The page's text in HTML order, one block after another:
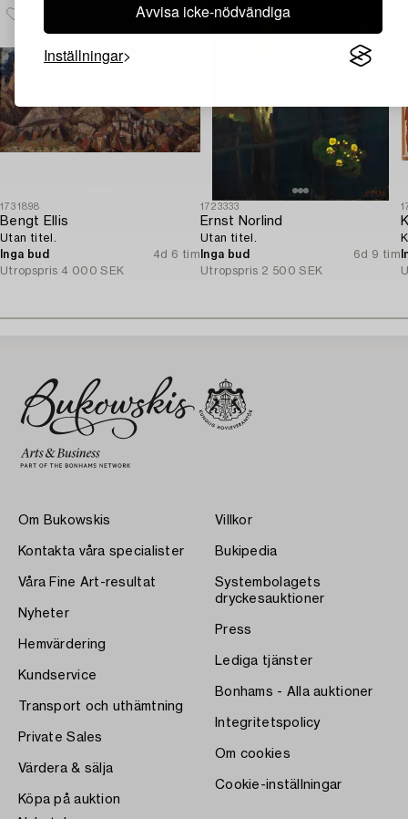
Avvisa icke-nödvändiga
Inställningar
1731898
Bengt Ellis
Utan titel.
Inga bud
4d 6 tim
Utropspris 4 000 SEK
1723333
Ernst Norlind
Utan titel.
Inga bud
6d 9 tim
Utropspris 2 500 SEK
Om Bukowskis
Kontakta våra specialister
Våra Fine Art-resultat
Nyheter
Hemvärdering
Kundservice
Transport och uthämtning
Private Sales
Värdera & sälja
Köpa på auktion
Villkor
Bukipedia
Systembolagets
dryckesauktioner
Press
Lediga tjänster
Bonhams - Alla auktioner
Integritetspolicy
Om cookies
Cookie-inställningar